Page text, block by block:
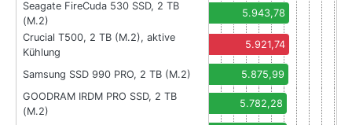
Seagate FireCuda 530 SSD, 2 TB
(M.2)
5.943,78
Crucial T500, 2 TB (M.2), aktive
Kühlung
5.921,74
Samsung SSD 990 PRO, 2 TB (M.2)
5.875,99
GOODRAM IRDM PRO SSD, 2 TB
(M.2)
5.782,28